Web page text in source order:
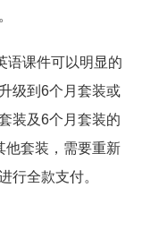
语课件可以明显的
级到6个月套装或
装及6个月套装的
他套装，需要重新
行全款支付。